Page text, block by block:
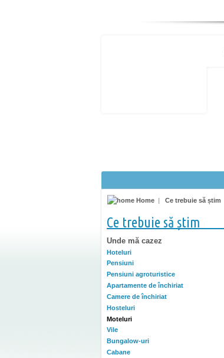
Home | Ce trebuie să știm
Ce trebuie să știm
Unde mă cazez
Hoteluri
Pensiuni
Pensiuni agroturistice
Apartamente de închiriat
Camere de închiriat
Hosteluri
Moteluri
Vile
Bungalow-uri
Cabane